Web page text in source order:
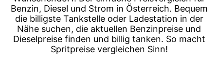
Benzin, Diesel und Strom in Österreich. Bequem
die billigste Tankstelle oder Ladestation in der
Nähe suchen, die aktuellen Benzinpreise und
Dieselpreise finden und billig tanken. So macht
Spritpreise vergleichen Sinn!